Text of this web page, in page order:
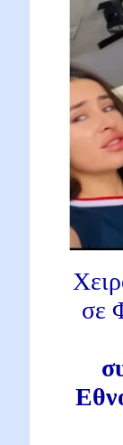
σε